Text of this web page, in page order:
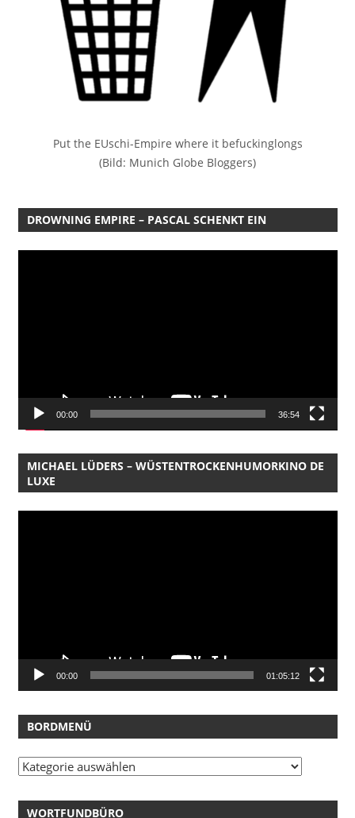
Put the EUschi-Empire where it befuckinglongs
(Bild: Munich Globe Bloggers)
DROWNING EMPIRE – PASCAL SCHENKT EIN
00:00 36:54
MICHAEL LÜDERS – WÜSTENTROCKENHUMORKINO DE
LUXE
00:00 01:05:12
BORDMENÜ
Bordmenü
WORTFUNDBÜRO